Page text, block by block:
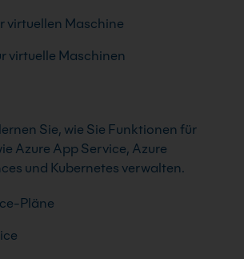
virtuellen Maschine
virtuelle Maschinen
Sie, wie Sie Funktionen für
Azure App Service, Azure
und Kubernetes verwalten.
Pläne